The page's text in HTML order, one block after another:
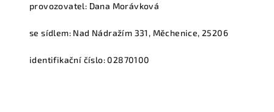
provozovatel: Dana Morávková
se sídlem: Nad Nádražím 331, Měchenice, 25206
identifikační číslo:02870100